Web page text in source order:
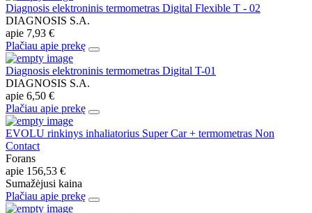
Diagnosis elektroninis termometras Digital Flexible T - 02
DIAGNOSIS S.A.
apie 7,93 €
Plačiau apie prekę
Diagnosis elektroninis termometras Digital T-01
DIAGNOSIS S.A.
apie 6,50 €
Plačiau apie prekę
EVOLU rinkinys inhaliatorius Super Car + termometras Non
Contact
Forans
apie 156,53 €
Sumažėjusi kaina
Plačiau apie prekę